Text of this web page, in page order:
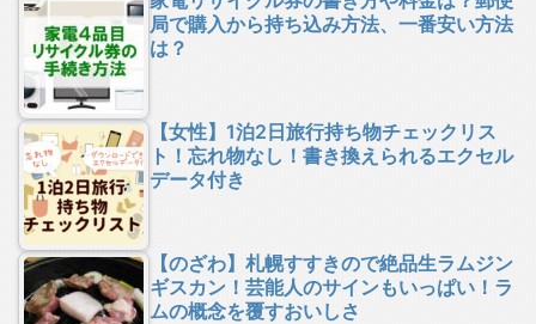
局で購入から持ち込み方法、一番安い方法
は？
【女性】1泊2日旅行持ち物チェックリス
ト！忘れ物なし！書き換えられるエクセル
データ付き
【のざわ】札幌すすきので絶品生ラムジン
ギスカン！芸能人のサインもいっぱい！ラ
ムの概念を覆すおいしさ